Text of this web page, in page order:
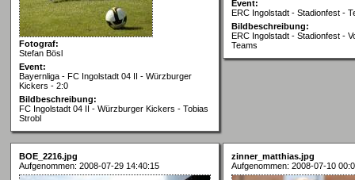
Fotograf:
Stefan Bösl
Event:
Bayernliga - FC Ingolstadt 04 II - Würzburger
Kickers - 2:0
Bildbeschreibung:
FC Ingolstadt 04 II - Würzburger Kickers - Tobias
Strobl
Event:
ERC Ingolstadt - Stadionfest -
Bildbeschreibung:
ERC Ingolstadt - Stadionfest -
Teams
BOE_2216.jpg
Aufgenommen: 2008-07-29 14:40:15
zinner_matthias.jpg
Aufgenommen: 2008-07-10